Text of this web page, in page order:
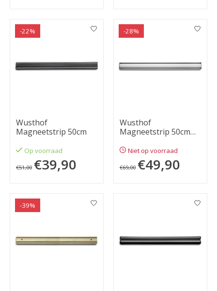
-22%
Wusthof
Magneetstrip 50cm
Op voorraad
€51,00 €39,90
-28%
Wusthof
Magneetstrip 50cm
Niet op voorraad
€69,00 €49,90
-39%